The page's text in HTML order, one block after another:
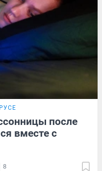
после
вместе с
8